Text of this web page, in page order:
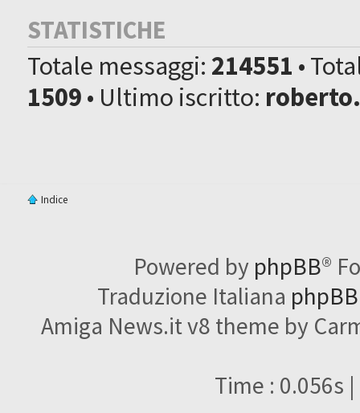
STATISTICHE
Totale messaggi: 214551 •
1509• Ultimo iscritto:
Indice
Powered by phpBB®
Traduzione Italiana
Amiga News.it v8 theme by
Time : 0.056s